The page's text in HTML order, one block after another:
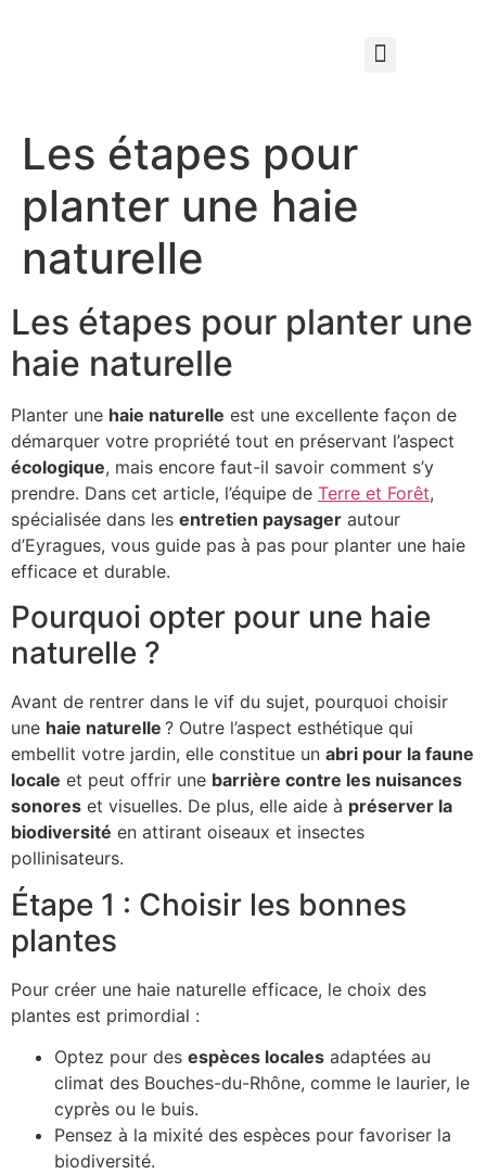
Les étapes pour
planter une haie
naturelle
Les étapes pour planter une
haie naturelle
Planter une haie naturelle est une excellente façon de
démarquer votre propriété tout en préservant l’aspect
écologique, mais encore faut-il savoir comment s’y
prendre. Dans cet article, l’équipe de Terre et Forêt,
spécialisée dans les entretien paysager autour
d’Eyragues, vous guide pas à pas pour planter une haie
efficace et durable.
Pourquoi opter pour une haie
naturelle ?
Avant de rentrer dans le vif du sujet, pourquoi choisir
une haie naturelle ? Outre l’aspect esthétique qui
embellit votre jardin, elle constitue un abri pour la faune
locale et peut offrir une barrière contre les nuisances
sonores et visuelles. De plus, elle aide à préserver la
biodiversité en attirant oiseaux et insectes
pollinisateurs.
Étape 1 : Choisir les bonnes
plantes
Pour créer une haie naturelle efficace, le choix des
plantes est primordial :
Optez pour des espèces locales adaptées au
climat des Bouches-du-Rhône, comme le laurier, le
cyprès ou le buis.
Pensez à la mixité des espèces pour favoriser la
biodiversité.